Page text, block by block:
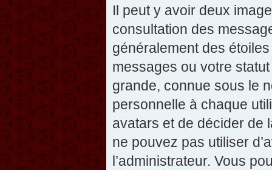
Il peut y avoir deux
consultation des
généralement des
messages ou votre
grande, connue sous le
personnelle à chaque
avatars et de décider de
ne pouvez pas utiliser
l’administrateur. Vous